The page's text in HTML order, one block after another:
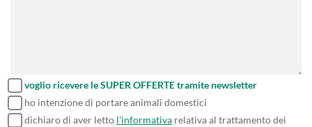
voglio ricevere le SUPER OFFERTE tramite newsletter
ho intenzione di portare animali domestici
dichiaro di aver letto l'informativa relativa al trattamento dei